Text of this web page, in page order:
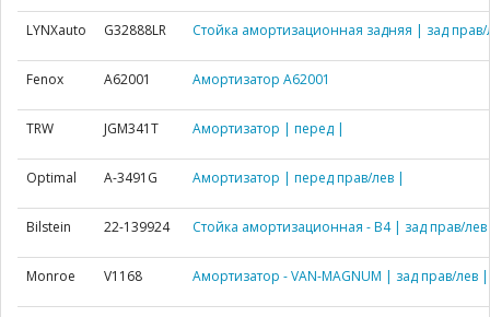
LYNXauto G32888LR Стойка амортизационная задняя | зад
Fenox A62001 Амортизатор A62001
TRW JGM341T Амортизатор | перед |
Optimal A-3491G Амортизатор | перед прав/лев |
Bilstein 22-139924 Стойка амортизационная - B4 | зад прав/
Monroe V1168 Амортизатор - VAN-MAGNUM | зад прав/лев |